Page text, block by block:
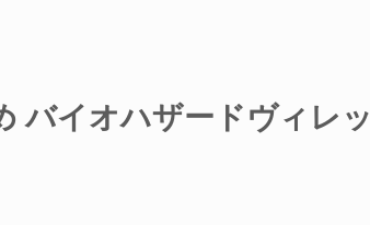
バイオハザードヴィレッ